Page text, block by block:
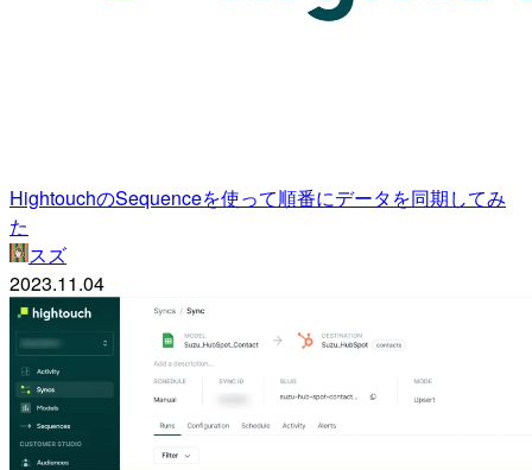
HightouchのSequenceを使って順番にデータを同期してみ
た
スズ
2023.11.04